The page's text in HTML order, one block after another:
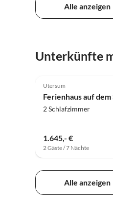
Alle anzeigen
Unterkünfte
Utersum
Ferienhaus auf
2 Schlafzimmer
1.645,- €
2 Gäste / 7 Nächte
Alle anzeigen